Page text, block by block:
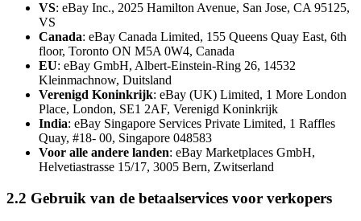
VS: eBay Inc., 2025 Hamilton Avenue, San Jose, CA 95125,
VS
Canada: eBay Canada Limited, 155 Queens Quay East, 6th
floor, Toronto ON M5A 0W4, Canada
EU: eBay GmbH, Albert-Einstein-Ring 26, 14532
Kleinmachnow, Duitsland
Verenigd Koninkrijk: eBay (UK) Limited, 1 More London
Place, London, SE1 2AF, Verenigd Koninkrijk
India: eBay Singapore Services Private Limited, 1 Raffles
Quay, #18- 00, Singapore 048583
Voor alle andere landen: eBay Marketplaces GmbH,
Helvetiastrasse 15/17, 3005 Bern, Zwitserland
2.2 Gebruik van de betaalservices voor verkopers